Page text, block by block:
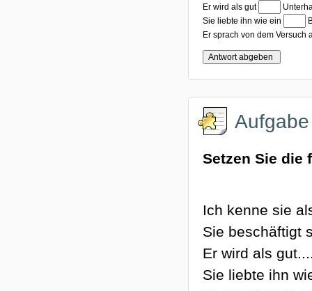
Er wird als gut
Lückentest
Sie liebte ihn wie ein
Er sprach von dem Versuch
Setzen Sie die
Ich kenne sie
Sie beschäftigt
Er wird als
Sie liebte ihn